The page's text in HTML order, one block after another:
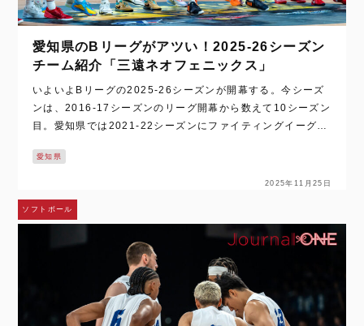
愛知県のBリーグがアツい！2025-26シーズン
チーム紹介「三遠ネオフェニックス」
いよいよBリーグの2025-26シーズンが開幕する。今シーズ
ンは、2016-17シーズンのリーグ開幕から数えて10シーズン
目。愛知県では2021-22シーズンにファイティングイーグル
フィンズ、シーホー…
愛知県
2025年11月25日
ソフトボール